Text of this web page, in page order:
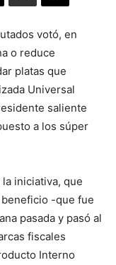
votó, en
o reduce
platas que
Universal
saliente
a los súper
iniciativa, que
-que fue
pasada y pasó al
fiscales
Interno